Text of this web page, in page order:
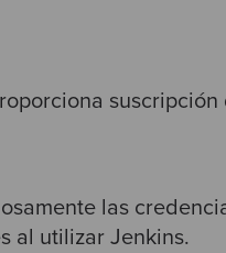
suscripción
las
al utilizar Jenkins.